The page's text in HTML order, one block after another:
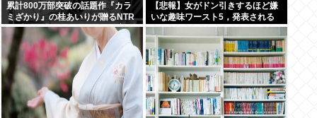
累計800万部突破の話題作『カラ
ミざかり』の桂あいりが贈るNTR
ラブコメ「グラぱらっ！」、完結
までラスト2話！！
【悲報】女がドン引きするほど嫌
いな趣味ワースト5，発表される